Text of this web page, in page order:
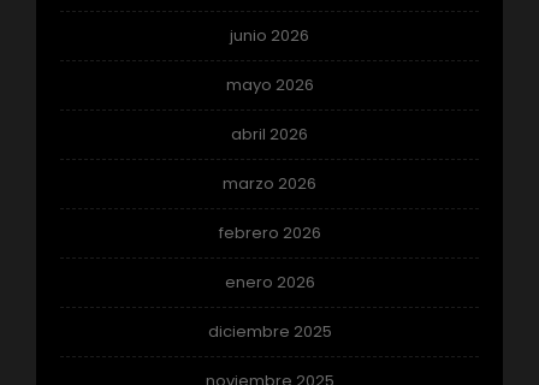
junio 2026
mayo 2026
abril 2026
marzo 2026
febrero 2026
enero 2026
diciembre 2025